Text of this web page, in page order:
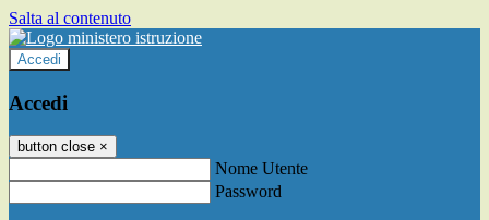
Salta al contenuto
Accedi
Accedi
button close ×
Nome Utente
Password